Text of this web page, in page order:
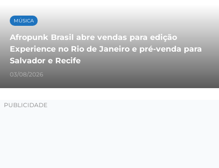
MÚSICA
Afropunk Brasil abre vendas para edição
Experience no Rio de Janeiro e pré-venda para
Salvador e Recife
03/08/2026